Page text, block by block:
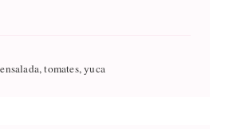
ensalada, tomates, yuca